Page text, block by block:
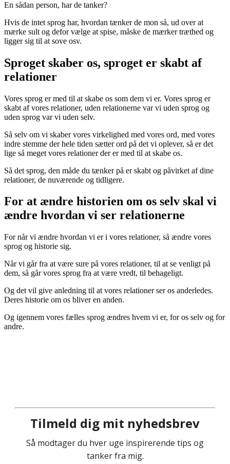
En sådan person, har de tanker?
Hvis de intet sprog har, hvordan tænker de mon så, ud over at
mærke sult og defor vælge at spise, måske de mærker træthed og
ligger sig til at sove osv.
Sproget skaber os, sproget er skabt af
relationer
Vores sprog er med til at skabe os som dem vi er. Vores sprog er
skabt af vores relationer, uden relationerne var vi uden sprog og
uden sprog var vi uden selv.
Så selv om vi skaber vores virkelighed med vores ord, med vores
indre stemme der hele tiden sætter ord på det vi oplever, så er det
lige så meget vores relationer der er med til at skabe os.
Så det sprog, den måde du tænker på er skabt og påvirket af dine
relationer, de nuværende og tidligere.
For at ændre historien om os selv skal vi
ændre hvordan vi ser relationerne
For når vi ændre hvordan vi er i vores relationer, så ændre vores
sprog og historie sig.
Når vi går fra at være sure på vores relationer, til at se venligt på
dem, så går vores sprog fra at være vredt, til behageligt.
Og det vil give anledning til at vores relationer ser os anderledes.
Deres historie om os bliver en anden.
Og igennem vores fælles sprog ændres hvem vi er, for os selv og for
andre.